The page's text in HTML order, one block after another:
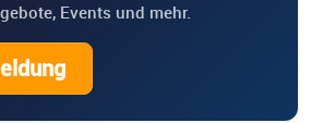
Events und mehr.